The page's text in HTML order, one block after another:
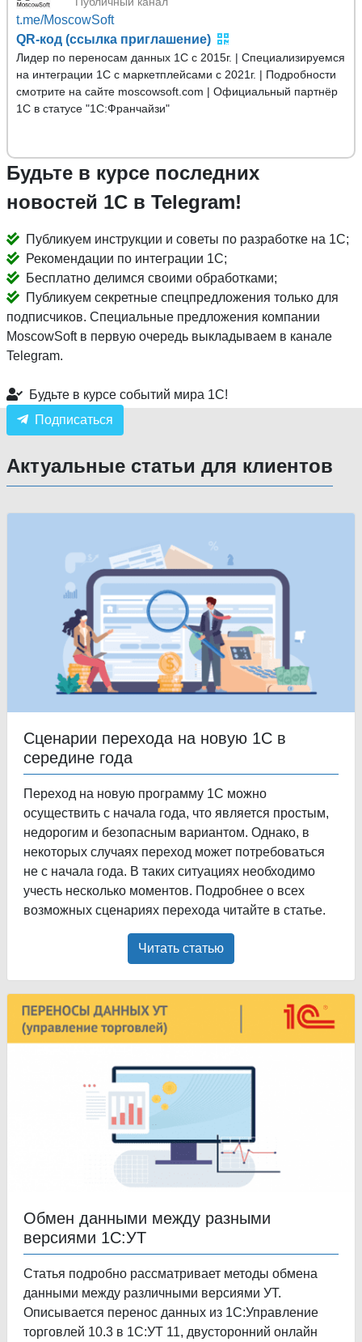
t.me/MoscowSoft
QR-код (ссылка приглашение)
Лидер по переносам данных 1С с 2015г. | Специализируемся
на интеграции 1С с маркетплейсами с 2021г. | Подробности
смотрите на сайте moscowsoft.com | Официальный партнёр
1С в статусе "1С:Франчайзи"
Будьте в курсе последних
новостей 1С в Telegram!
Публикуем инструкции и советы по разработке на 1С;
Рекомендации по интеграции 1С;
Бесплатно делимся своими обработками;
Публикуем секретные спецпредложения только для
подписчиков. Специальные предложения компании
MoscowSoft в первую очередь выкладываем в канале
Telegram.
Будьте в курсе событий мира 1С!
Подписаться
Актуальные статьи для клиентов
Сценарии перехода на новую 1С в
середине года
Переход на новую программу 1С можно
осуществить с начала года, что является простым,
недорогим и безопасным вариантом. Однако, в
некоторых случаях переход может потребоваться
не с начала года. В таких ситуациях необходимо
учесть несколько моментов. Подробнее о всех
возможных сценариях перехода читайте в статье.
Читать статью
Обмен данными между разными
версиями 1С:УТ
Статья подробно рассматривает методы обмена
данными между различными версиями УТ.
Описывается перенос данных из 1С:Управление
торговлей 10.3 в 1С:УТ 11, двусторонний онлайн